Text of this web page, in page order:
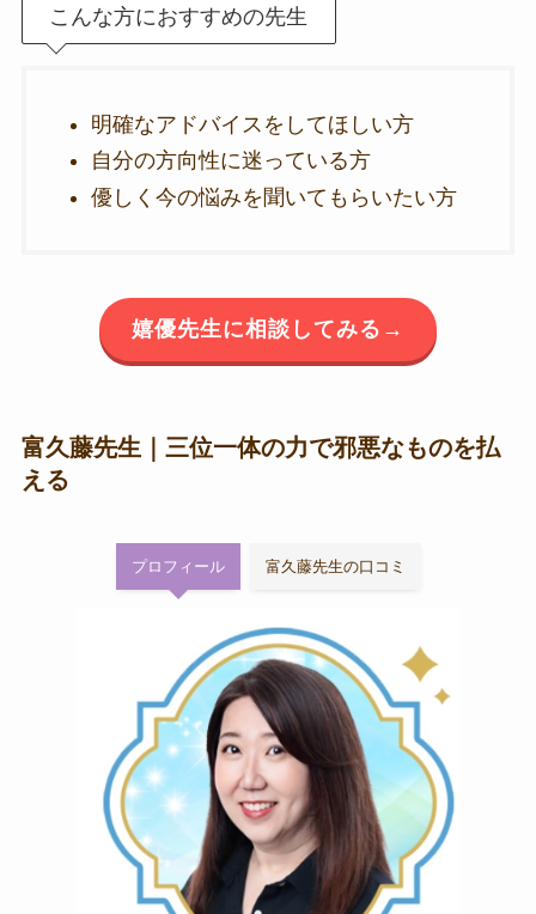
こんな方におすすめの先生
明確なアドバイスをしてほしい方
自分の方向性に迷っている方
優しく今の悩みを聞いてもらいたい方
嬉優先生に相談してみる→
富久藤先生｜三位一体の力で邪悪なものを払
える
プロフィール 富久藤先生の口コミ